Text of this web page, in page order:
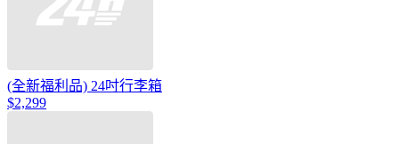
(全新福利品) 24吋行李箱
$2,299